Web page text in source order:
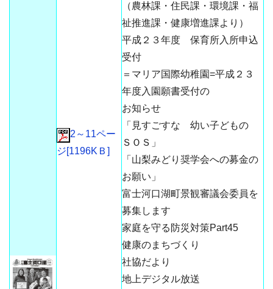
2～11ペー
ジ[1196KＢ]
（農林課・住民課・環境課・福
祉推進課・健康増進課より）
平成２３年度 保育所入所申込
受付
＝マリア国際幼稚園=平成２３
年度入園願書受付の
お知らせ
「見すごすな 幼い子どもの
ＳＯＳ」
「山梨みどり奨学会への募金の
お願い」
富士河口湖町景観審議会委員を
募集します
家庭を守る防災対策Part45
健康のまちづくり
社協だより
地上デジタル放送